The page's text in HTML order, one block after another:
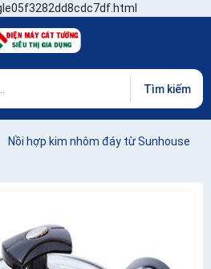
Tìm kiếm
Nồi hợp kim nhôm đáy từ Sunhouse